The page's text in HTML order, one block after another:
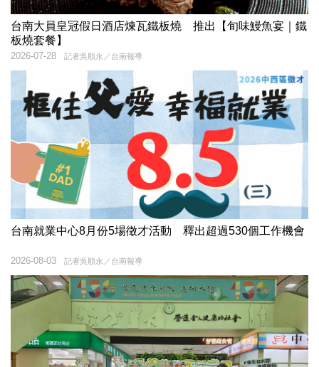
台南大員皇冠假日酒店煉瓦鐵板燒 推出【旬味鰻魚宴｜鐵
板燒套餐】
記者吳順永／台南報導
2026-07-28
台南就業中心8月份5場徵才活動 釋出超過530個工作機會
記者吳順永／台南報導
2026-08-03